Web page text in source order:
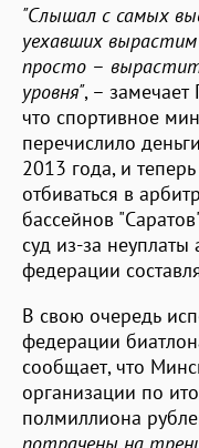
"Слышал с самых
уехавших
просто –
уровня", – замечает
что спортивное
перечислило
2013 года, и
отбиваться в
бассейнов
суд из-за
федерации
В свою очередь
федерации
сообщает, что
организации по
полмиллиона
потрачены на